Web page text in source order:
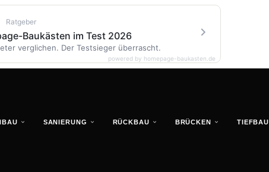
SANIERUNG RÜCKBAU BRÜCKEN TIEFBAU
Ratgeber
Baukästen im Test 2026
verglichen. Der Testsieger überrascht.
powered by homepage-baukasten.de